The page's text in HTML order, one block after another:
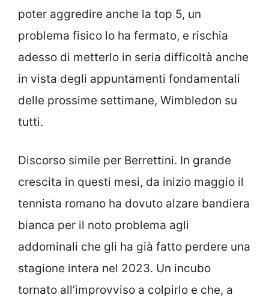
poter aggredire anche la top 5, un
problema fisico lo ha fermato, e rischia
adesso di metterlo in seria difficoltà anche
in vista degli appuntamenti fondamentali
delle prossime settimane, Wimbledon su
tutti.
Discorso simile per Berrettini. In grande
crescita in questi mesi, da inizio maggio il
tennista romano ha dovuto alzare bandiera
bianca per il noto problema agli
addominali che gli ha già fatto perdere una
stagione intera nel 2023. Un incubo
tornato all’improvviso a colpirlo e che, a